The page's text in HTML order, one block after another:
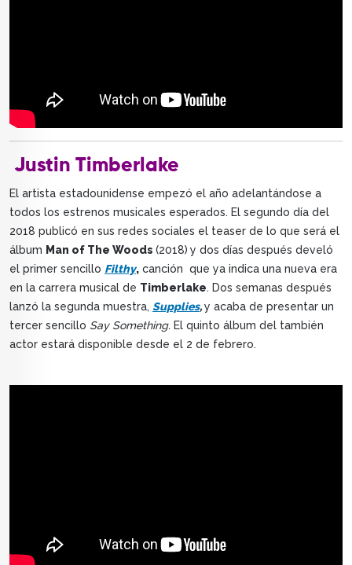
Justin Timberlake
El artista estadounidense empezó el año adelantándose a
todos los estrenos musicales esperados. El segundo día del
2018 publicó en sus redes sociales el teaser de lo que será el
álbum Man of The Woods (2018) y dos días después develó
el primer sencillo Filthy, canción que ya indica una nueva era
en la carrera musical de Timberlake. Dos semanas después
lanzó la segunda muestra, Supplies,y acaba de presentar un
tercer sencillo Say Something. El quinto álbum del también
actor estará disponible desde el 2 de febrero.